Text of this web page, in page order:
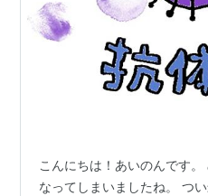
こんにちは！あいのんです
なってしまいましたね。 つ